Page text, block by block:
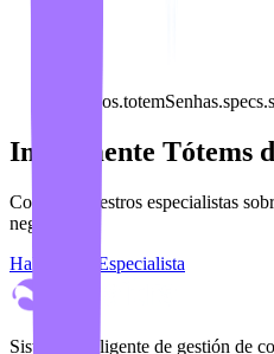
Implemente Tótems
Consulte nuestros especialistas
negocio
Hablar con Especialista
Sistema inteligente de gestión de